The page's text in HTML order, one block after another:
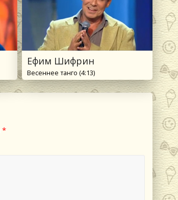
Ефим Шифрин
Весеннее танго (4:13)
*